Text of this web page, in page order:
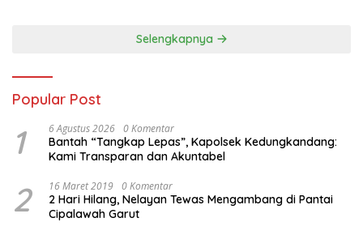
Selengkapnya
Popular Post
1 6 Agustus 2026 0 Komentar
Bantah “Tangkap Lepas”, Kapolsek Kedungkandang:
Kami Transparan dan Akuntabel
2 16 Maret 2019 0 Komentar
2 Hari Hilang, Nelayan Tewas Mengambang di Pantai
Cipalawah Garut